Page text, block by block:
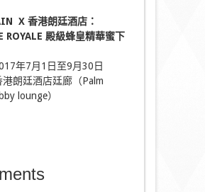
X 香港朗廷酒店：
ROYALE 殿級蜂皇精華蜜下
年7月1日至9月30日
朗廷酒店廷廊（Palm
lounge）